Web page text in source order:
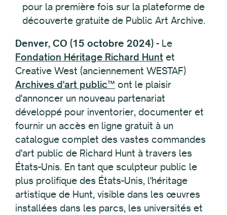
pour la première fois sur la plateforme de
découverte gratuite de Public Art Archive.
Denver, CO (15 octobre 2024) - Le
Fondation Héritage Richard Hunt et
Creative West (anciennement WESTAF)
Archives d'art public™ ont le plaisir
d'annoncer un nouveau partenariat
développé pour inventorier, documenter et
fournir un accès en ligne gratuit à un
catalogue complet des vastes commandes
d'art public de Richard Hunt à travers les
États-Unis. En tant que sculpteur public le
plus prolifique des États-Unis, l'héritage
artistique de Hunt, visible dans les œuvres
installées dans les parcs, les universités et